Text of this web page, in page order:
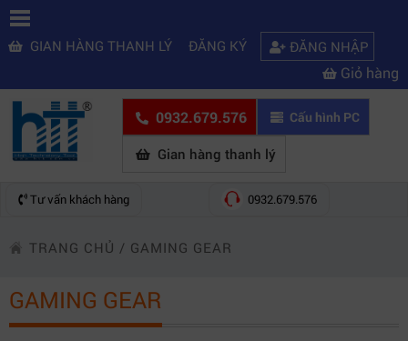
GIAN HÀNG THANH LÝ ĐĂNG KÝ ĐĂNG NHẬP
Giỏ hàng
0932.679.576 Cấu hình PC
Gian hàng thanh lý
Tư vấn khách hàng 0932.679.576
TRANG CHỦ / GAMING GEAR
GAMING GEAR